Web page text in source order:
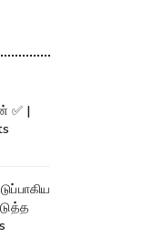
✅ |